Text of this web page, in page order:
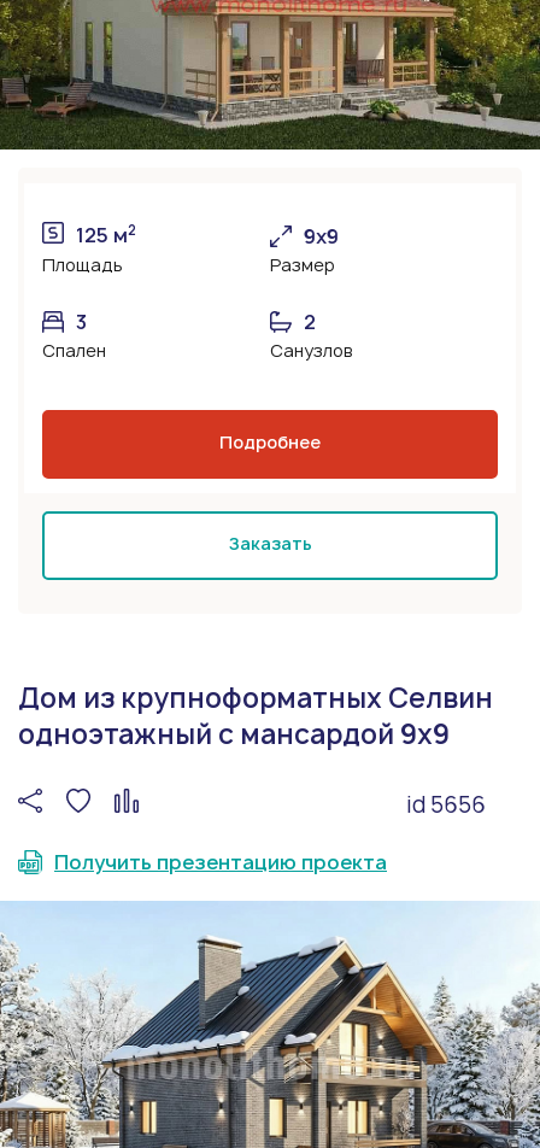
125 м2
Площадь
9х9
Размер
3
Спален
2
Санузлов
Подробнее
Заказать
Дом из крупноформатных Селвин
одноэтажный с мансардой 9х9
id 5656
Получить презентацию проекта